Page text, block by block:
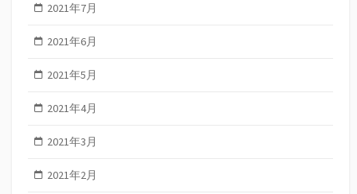
2021年7月
2021年6月
2021年5月
2021年4月
2021年3月
2021年2月